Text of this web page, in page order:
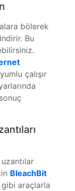
bölerek
Bu
çalışır
BleachBit
gibi araçlarla